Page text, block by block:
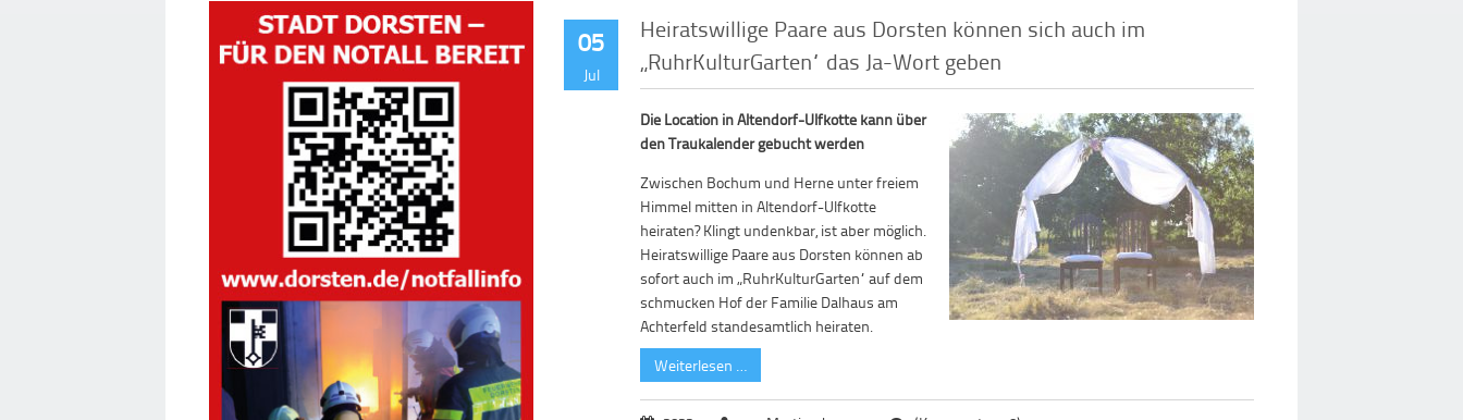
05
Jul
Heiratswillige Paare aus Dorsten können sich auch im
„RuhrKulturGarten“ das Ja-Wort geben
Die Location in Altendorf-Ulfkotte kann über
den Traukalender gebucht werden
Zwischen Bochum und Herne unter freiem
Himmel mitten in Altendorf-Ulfkotte
heiraten? Klingt undenkbar, ist aber möglich.
Heiratswillige Paare aus Dorsten können ab
sofort auch im „RuhrKulturGarten“ auf dem
schmucken Hof der Familie Dalhaus am
Achterfeld standesamtlich heiraten.
Weiterlesen …